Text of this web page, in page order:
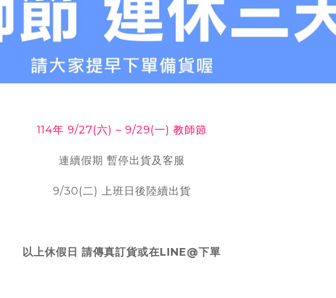
114年 9/27(六) – 9/29(一) 教師節
連續假期 暫停出貨及客服
9/30(二) 上班日後陸續出貨
以上休假日 請傳真訂貨或在LINE@下單